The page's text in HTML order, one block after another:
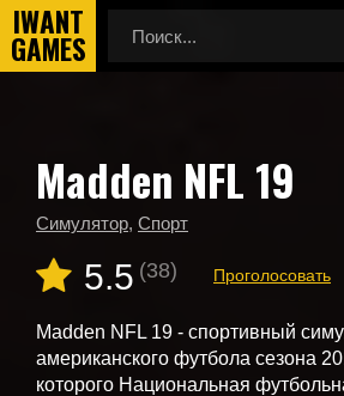
Главная
Новые игры
Madden NFL 19
Madden NFL 19
Симулятор, Спорт
5.5 (38) Проголосовать
Madden NFL 19 - спортивный
американского футбола сезона
которого Национальная